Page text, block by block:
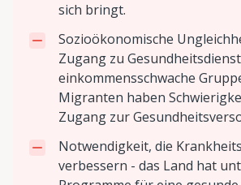
sich bringt.
Sozioökonomische
Zugang zu
einkommensschwache
Migranten haben
Zugang zur
Notwendigkeit, die
verbessern - das Land hat